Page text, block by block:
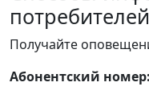
потребителей
Получайте
Абонентский номер: